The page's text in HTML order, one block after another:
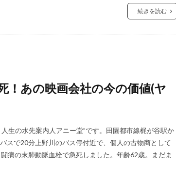
続きを読む
！あの映画会社の今の価値(ヤ
生の水先案内人アニー堂”です。田園都市線梶が谷駅か
スで20分上野川のバス停付近で、個人の古物商として
病の末肺動脈血栓で急死しました。年齢62歳。まだま